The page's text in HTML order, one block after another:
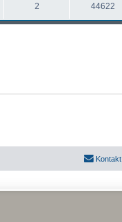
2 44622
Kontakt